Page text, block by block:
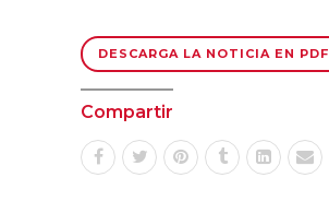
DESCARGA LA NOTICIA EN PDF
Compartir